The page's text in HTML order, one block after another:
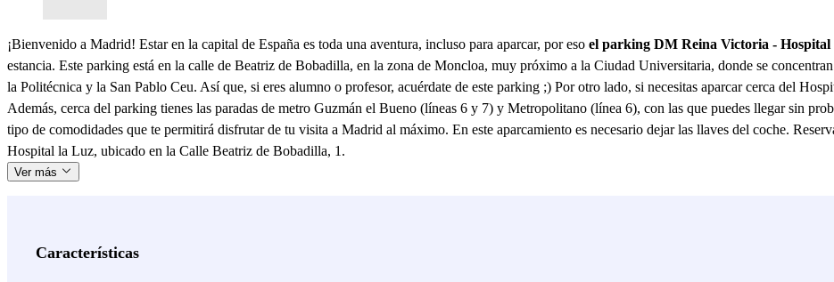
¡Bienvenido a Madrid! Estar en la capital de España es toda una aventura, incluso para aparcar, por eso el parking DM Reina Victoria -
estancia. Este parking está en la calle de Beatriz de Bobadilla, en la zona de Moncloa, muy próximo a la Ciudad Universitaria, donde se
la Politécnica y la San Pablo Ceu. Así que, si eres alumno o profesor, acuérdate de este parking ;) Por otro lado, si necesitas aparcar cerca del
Además, cerca del parking tienes las paradas de metro Guzmán el Bueno (líneas 6 y 7) y Metropolitano (línea 6), con las que puedes llegar sin
tipo de comodidades que te permitirá disfrutar de tu visita a Madrid al máximo. En este aparcamiento es necesario dejar las llaves del coche.
Hospital la Luz, ubicado en la Calle Beatriz de Bobadilla, 1.
Ver más
Características